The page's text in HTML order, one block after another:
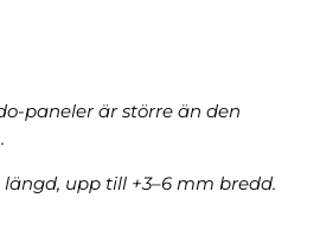
paneler är större än den
längd, upp till +3–6 mm bredd.